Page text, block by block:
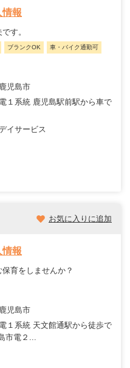
情報
す。
ブランクOK 車・バイク通勤可
児島市
１系統 鹿児島駅前駅から車で
イサービス
お気に入りに追加
情報
育をしませんか？
児島市
１系統 天文館通駅から徒歩で
市電２...